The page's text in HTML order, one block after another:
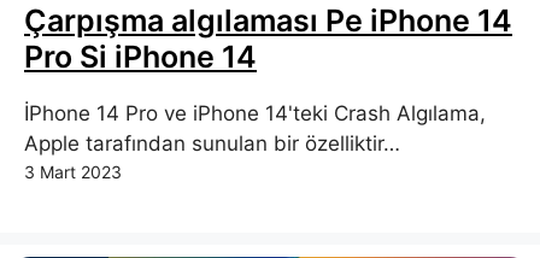
Çarpışma algılaması Pe iPhone 14
Pro Si iPhone 14
İPhone 14 Pro ve iPhone 14'teki Crash Algılama,
Apple tarafından sunulan bir özelliktir…
3 Mart 2023